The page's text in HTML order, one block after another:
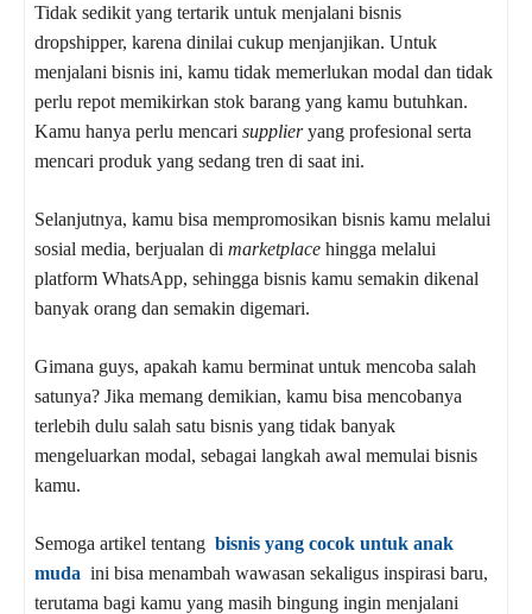
Tidak sedikit yang tertarik untuk menjalani bisnis
dropshipper, karena dinilai cukup menjanjikan. Untuk
menjalani bisnis ini, kamu tidak memerlukan modal dan tidak
perlu repot memikirkan stok barang yang kamu butuhkan.
Kamu hanya perlu mencari supplieryang profesional serta
mencari produk yang sedang tren di saat ini.
Selanjutnya, kamu bisa mempromosikan bisnis kamu melalui
sosial media, berjualan di marketplace hingga melalui
platform WhatsApp, sehingga bisnis kamu semakin dikenal
banyak orang dan semakin digemari.
Gimana guys, apakah kamu berminat untuk mencoba salah
satunya? Jika memang demikian, kamu bisa mencobanya
terlebih dulu salah satu bisnis yang tidak banyak
mengeluarkan modal, sebagai langkah awal memulai bisnis
kamu.
Semoga artikel tentang bisnis yang cocok untuk anak
muda ini bisa menambah wawasan sekaligus inspirasi baru,
terutama bagi kamu yang masih bingung ingin menjalani